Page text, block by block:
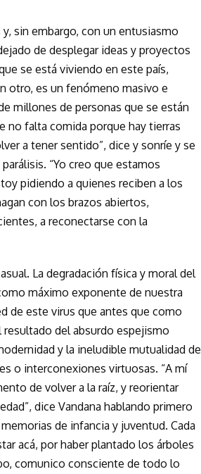
sin embargo, con un entusiasmo
de desplegar ideas y proyectos
se está viviendo en este país,
otro, es un fenómeno masivo e
millones de personas que se están
no falta comida porque hay tierras
a tener sentido”, dice y sonríe y se
“Yo creo que estamos
pidiendo a quienes reciben a los
con los brazos abiertos,
a reconectarse con la
La degradación física y moral del
máximo exponente de nuestra
de este virus que antes que como
del absurdo espejismo
y la ineludible mutualidad de
o interconexiones virtuosas. “A mí
de volver a la raíz, y reorientar
dice Vandana hablando primero
de infancia y juventud. Cada
acá, por haber plantado los árboles
comunico consciente de todo lo